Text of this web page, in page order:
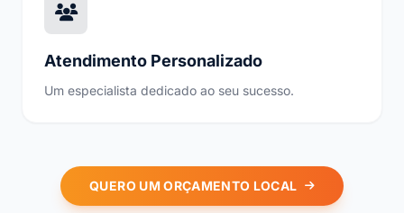
Atendimento Personalizado
Um especialista dedicado ao seu sucesso.
QUERO UM ORÇAMENTO LOCAL